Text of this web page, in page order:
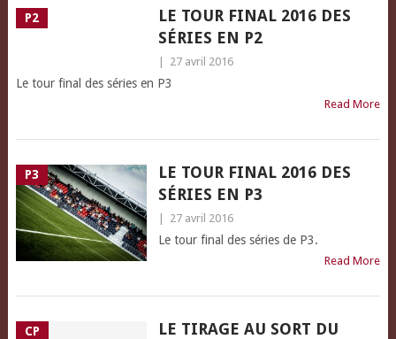
P2
LE TOUR FINAL 2016 DES
SÉRIES EN P2
27 avril 2016
Le tour final des séries en P3
Read More
P3
LE TOUR FINAL 2016 DES
SÉRIES EN P3
27 avril 2016
Le tour final des séries de P3.
Read More
CP
LE TIRAGE AU SORT DU